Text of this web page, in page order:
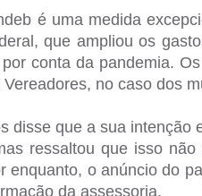
é uma medida
que ampliou os
conta da pandemia.
no caso dos
disse que a sua
ressaltou que isso
enquanto, o anúncio do
da assessoria.